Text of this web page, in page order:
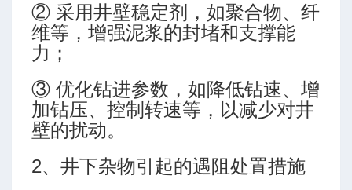
② 采用井壁稳定剂，如聚合物、纤
维等，增强泥浆的封堵和支撑能
力；
③ 优化钻进参数，如降低钻速、增
加钻压、控制转速等，以减少对井
壁的扰动。
2、井下杂物引起的遇阻处置措施